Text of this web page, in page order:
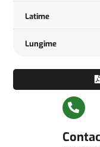
Latime
Lungime